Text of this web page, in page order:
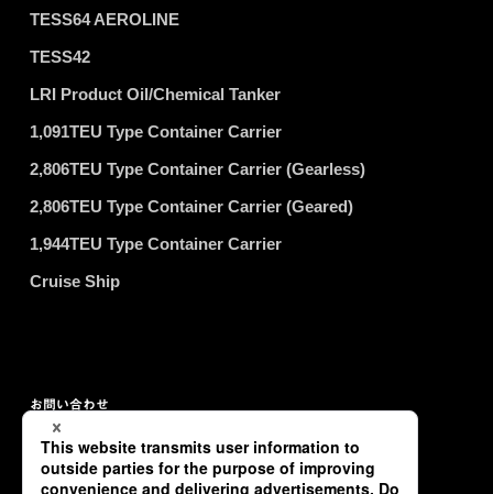
TESS64 AEROLINE
TESS42
LRI Product Oil/Chemical Tanker
1,091TEU Type Container Carrier
2,806TEU Type Container Carrier (Gearless)
2,806TEU Type Container Carrier (Geared)
1,944TEU Type Container Carrier
Cruise Ship
お問い合わせ
プライバシーポリシー
サイトマップ